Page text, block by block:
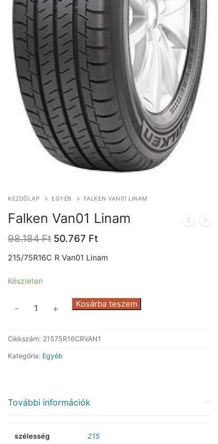
KEZDŐLAP EGYÉB FALKEN VAN01 LINAM
Falken Van01 Linam
98.184Ft Original
was:
50.767 FtCurrent
is:
215/75R16C R Van01 Linam
Készleten
mennyiség
- + Kosárba teszem
Cikkszám: 21575R16CRVAN1
Kategória: Egyéb
További információk
szélesség 215